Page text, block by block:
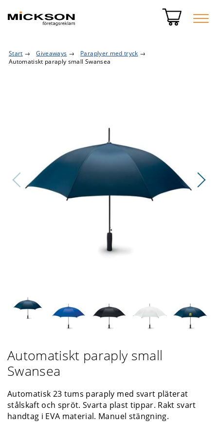
Start → Giveaways → Paraplyer med tryck →
Automatiskt paraply small Swansea
Automatiskt paraply small
Swansea
Automatisk 23 tums paraply med svart pläterat
stålskaft och spröt. Svarta plast tippar. Rakt svart
handtag i EVA material. Manuel stängning.